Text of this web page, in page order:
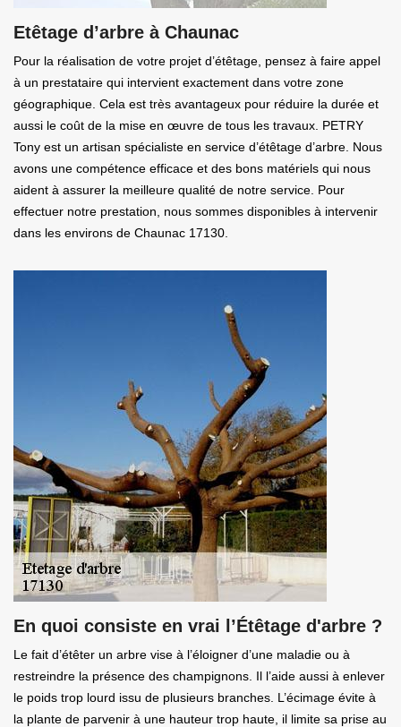
Etêtage d’arbre à Chaunac
Pour la réalisation de votre projet d’étêtage, pensez à faire appel
à un prestataire qui intervient exactement dans votre zone
géographique. Cela est très avantageux pour réduire la durée et
aussi le coût de la mise en œuvre de tous les travaux. PETRY
Tony est un artisan spécialiste en service d’étêtage d’arbre. Nous
avons une compétence efficace et des bons matériels qui nous
aident à assurer la meilleure qualité de notre service. Pour
effectuer notre prestation, nous sommes disponibles à intervenir
dans les environs de Chaunac 17130.
En quoi consiste en vrai l’Étêtage d'arbre ?
Le fait d’étêter un arbre vise à l’éloigner d’une maladie ou à
restreindre la présence des champignons. Il l’aide aussi à enlever
le poids trop lourd issu de plusieurs branches. L’écimage évite à
la plante de parvenir à une hauteur trop haute, il limite sa prise au